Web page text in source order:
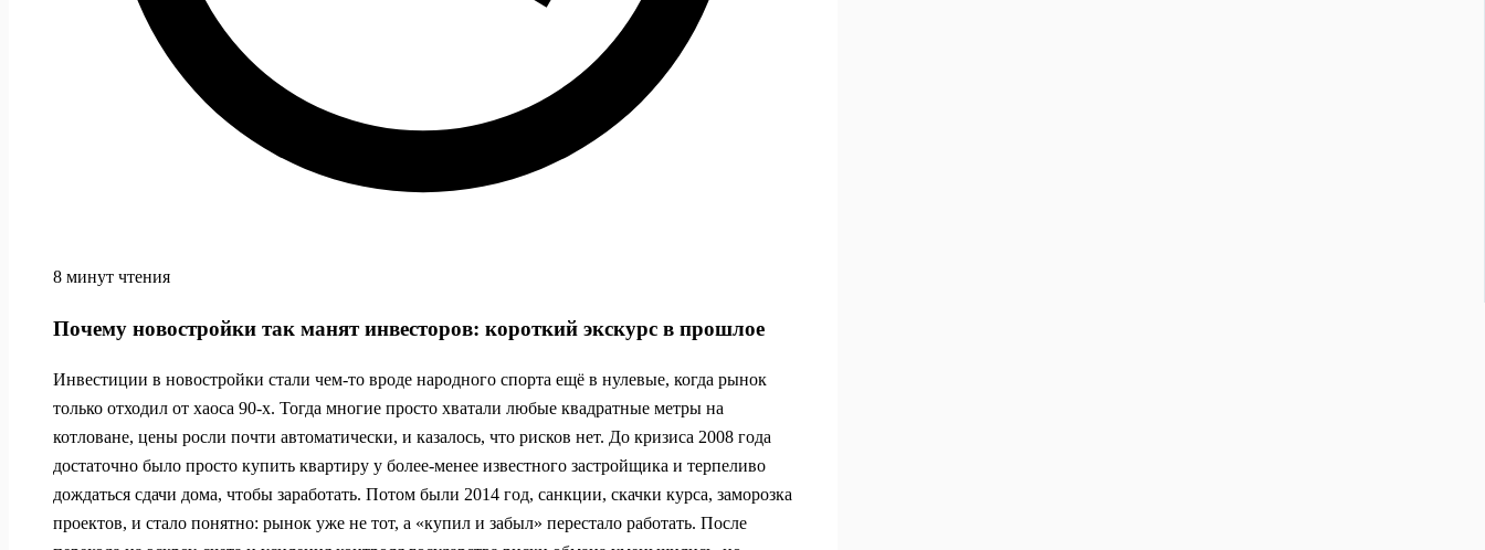
8 минут чтения
Почему новостройки так манят инвесторов: короткий экскурс в прошлое
Инвестиции в новостройки стали чем‑то вроде народного спорта ещё в нулевые, когда рынок
только отходил от хаоса 90‑х. Тогда многие просто хватали любые квадратные метры на
котловане, цены росли почти автоматически, и казалось, что рисков нет. До кризиса 2008 года
достаточно было просто купить квартиру у более‑менее известного застройщика и терпеливо
дождаться сдачи дома, чтобы заработать. Потом были 2014 год, санкции, скачки курса, заморозка
проектов, и стало понятно: рынок уже не тот, а «купил и забыл» перестало работать. После